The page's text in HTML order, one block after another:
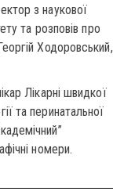
з наукової
та розповів про
Ходоровський,
Лікарні швидкої
та перинатальної
номери.